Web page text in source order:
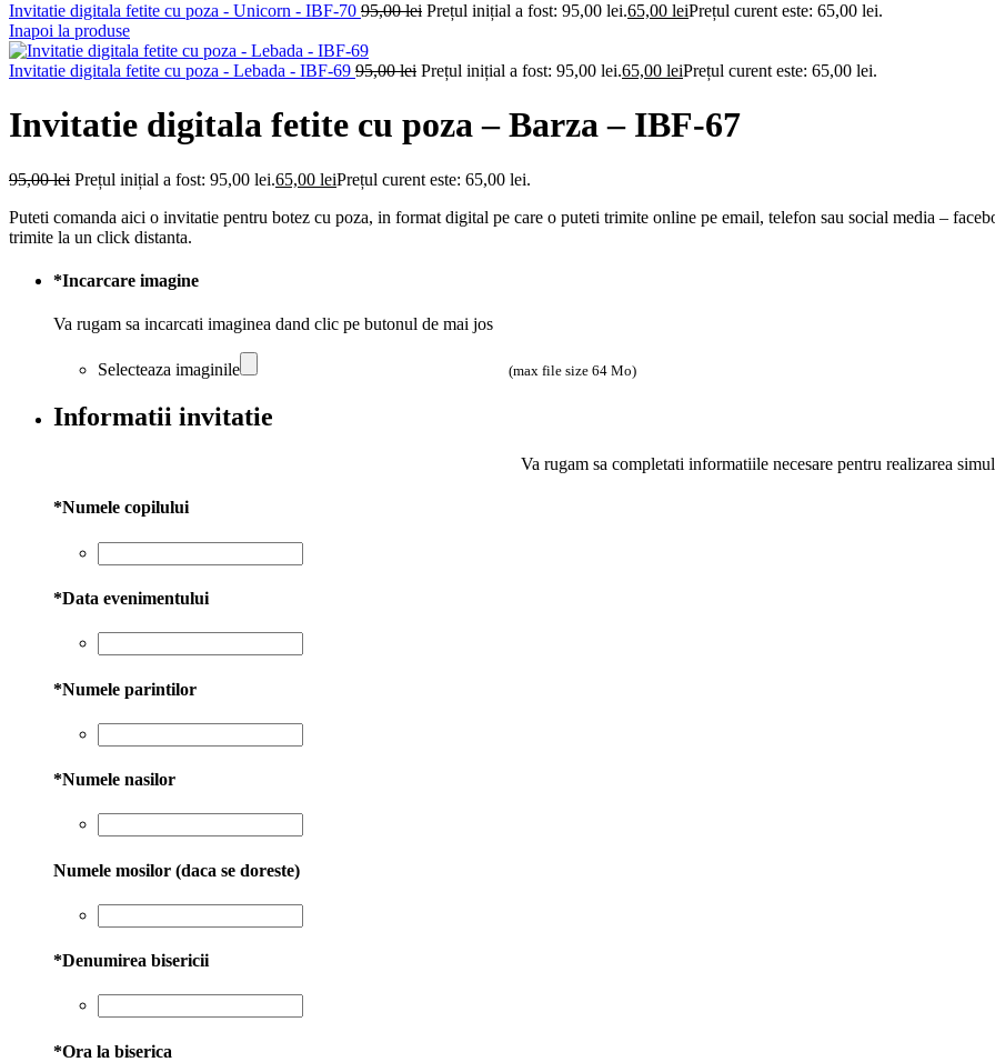
Invitatie digitala fetite cu poza - Unicorn - IBF-70 95,00lei Prețul inițial a fost: 95,00 lei.65,00 leiPrețul curent este: 65,00 lei.
Inapoi la produse
Invitatie digitala fetite cu poza - Lebada - IBF-69 95,00lei Prețul inițial a fost: 95,00 lei.65,00 leiPrețul curent este: 65,00 lei.
Invitatie digitala fetite cu poza – Barza – IBF-67
95,00lei Prețul inițial a fost: 95,00 lei.65,00 leiPrețul curent este: 65,00 lei.
Puteti comanda aici o invitatie pentru botez cu poza, in format digital pe care o puteti trimite online pe email, telefon sau social media –
trimite la un click distanta.
*Incarcare imagine
Va rugam sa incarcati imaginea dand clic pe butonul de mai jos
Selecteaza imaginile (max file size 64 Mo)
Informatii invitatie
Va rugam sa completati informatiile necesare pentru realizarea
*Numele copilului
*Data evenimentului
*Numele parintilor
*Numele nasilor
Numele mosilor (daca se doreste)
*Denumirea bisericii
*Ora la biserica